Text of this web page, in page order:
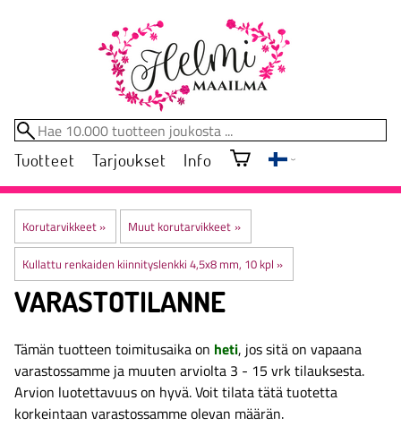
Tuotteet Tarjoukset Info
Korutarvikkeet‪» Muut korutarvikkeet ‪»
Kullattu renkaiden kiinnityslenkki 4,5x8 mm, 10 kpl ‪»
VARASTOTILANNE
Tämän tuotteen toimitusaika on heti, jos sitä on vapaana
varastossamme ja muuten arviolta 3 - 15 vrktilauksesta.
Arvion luotettavuus on hyvä. Voit tilata tätä tuotetta
korkeintaan varastossamme olevan määrän.